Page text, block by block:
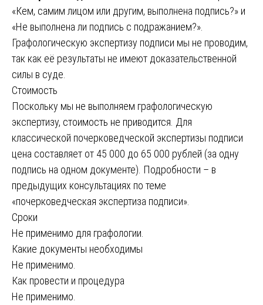
«Кем, самим лицом или другим, выполнена подпись?» и
«Не выполнена ли подпись с подражанием?».
Графологическую экспертизу подписи мы не проводим,
так как её результаты не имеют доказательственной
силы в суде.
Стоимость
Поскольку мы не выполняем графологическую
экспертизу, стоимость не приводится. Для
классической почерковедческой экспертизы подписи
цена составляет от 45 000 до 65 000 рублей (за одну
подпись на одном документе). Подробности – в
предыдущих консультациях по теме
«почерковедческая экспертиза подписи».
Сроки
Не применимо для графологии.
Какие документы необходимы
Не применимо.
Как провести и процедура
Не применимо.